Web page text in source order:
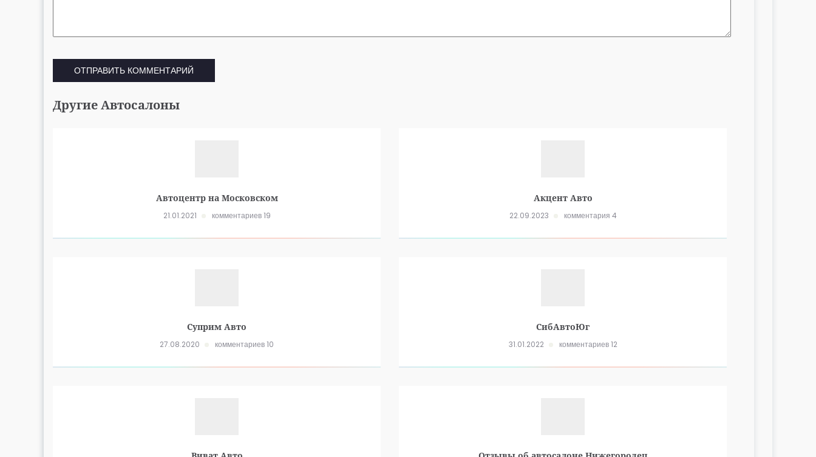
Другие Автосалоны
Автоцентр на Московском
21.01.2021 комментариев 19
Акцент Авто
22.09.2023 комментария 4
Суприм Авто
27.08.2020 комментариев 10
СибАвтоЮг
31.01.2022 комментариев 12